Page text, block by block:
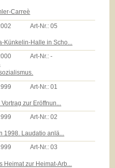
Carreè
Art-Nr.:05
Künkelin-Halle in Scho...
Art-Nr.:-
Art-Nr.:01
zur Eröffnun...
Art-Nr.:02
1998. Laudatio anlä...
Art-Nr.:03
zur Heimat-Arb...